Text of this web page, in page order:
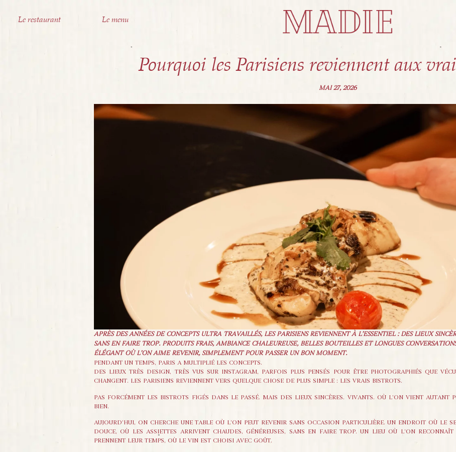
Le restaurant Le menu
Pourquoi les Parisiens reviennent aux
MAI 27, 2026
APRÈS DES ANNÉES DE CONCEPTS ULTRA TRAVAILLÉS, LES PARISIENS REVIENNENT À L’ESSENTIEL : DES LIEUX
SANS EN FAIRE TROP. PRODUITS FRAIS, AMBIANCE CHALEUREUSE, BELLES BOUTEILLES ET LONGUES
ÉLÉGANT OÙ L’ON AIME REVENIR, SIMPLEMENT POUR PASSER UN BON MOMENT.
PENDANT UN TEMPS, PARIS A MULTIPLIÉ LES CONCEPTS.
DES LIEUX TRÈS DESIGN, TRÈS VUS SUR INSTAGRAM, PARFOIS PLUS PENSÉS POUR ÊTRE PHOTOGRAPHIÉS QUE
CHANGENT. LES PARISIENS REVIENNENT VERS QUELQUE CHOSE DE PLUS SIMPLE : LES VRAIS BISTROTS.
PAS FORCÉMENT LES BISTROTS FIGÉS DANS LE PASSÉ. MAIS DES LIEUX SINCÈRES. VIVANTS. OÙ L’ON VIENT AUTANT
BIEN.
AUJOURD’HUI, ON CHERCHE UNE TABLE OÙ L’ON PEUT REVENIR SANS OCCASION PARTICULIÈRE. UN ENDROIT OÙ LE
DOUCE, OÙ LES ASSIETTES ARRIVENT CHAUDES, GÉNÉREUSES, SANS EN FAIRE TROP. UN LIEU OÙ L’ON
PRENNENT LEUR TEMPS, OÙ LE VIN EST CHOISI AVEC GOÛT.